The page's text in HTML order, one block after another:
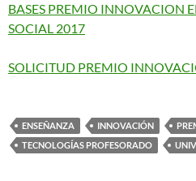
BASES PREMIO INNOVACION
SOCIAL 2017
SOLICITUD PREMIO
ENSEÑANZA INNOVACIÓN
TECNOLOGÍAS PROFESORADO